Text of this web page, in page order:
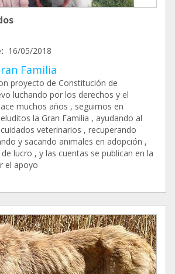
16/05/2018
Familia
proyecto de Constitución de
luchando por los derechos y el
muchos años , seguirnos en
la Gran Familia , ayudando al
veterinarios , recuperando
y sacando animales en adopción ,
lucro , y las cuentas se publican en la
el apoyo